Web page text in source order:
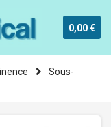
0,00 €
Sous-